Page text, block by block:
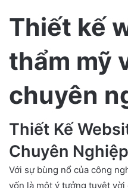
Thiết kế
thẩm mỹ
chuyên
Thiết Kế
Chuyên
Với sự bùng nổ của công
vốn là một ý tưởng tuyệt vời